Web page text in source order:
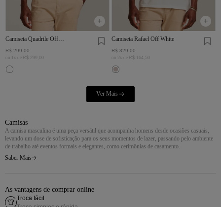
Camiseta Quadrile Off
R$ 299 00
ou x de R$ 299
Camiseta Rafael Off White
R$ 329 00
ou 2 x de R$ 50
Camisas
A camisa masculina é uma peça versátil que acompanha homens desde ocasiões casuais,
levando um dose de sofisticação para os seus momentos de lazer, passando pelo ambiente
de trabalho até eventos formais e elegantes, como cerimônias de casamento.
Saber Mais →
Saber Mais
As vantagens de comprar online
Troca fácil